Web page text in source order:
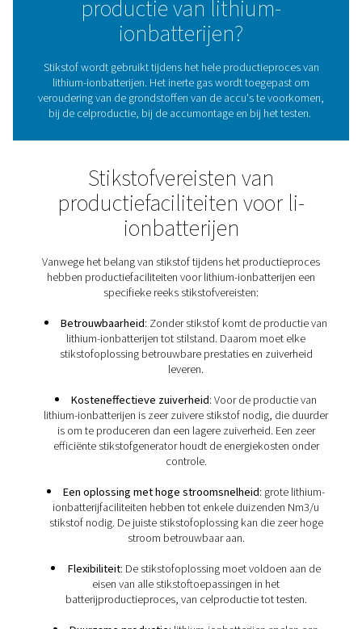
De geavanceerde Li-ion-industrie heeft
stikstofoplossingen nodig. Dit is een gebied waar
uitblinkt. Wij zijn gespecialiseerd in deproductie van
gas op locatie. Onze producten zorgen ervoor dat u
juiste stikstof hebt voor de productie van lithium-
Welke rol speelt stikstof
productie van lithium-
ionbatterijen?
Stikstof wordt gebruikt tijdens het hele
veroudering van de grondstoffen van de accu's te
bij de celproductie, bij de accumontage en bij het
Stikstofvereisten van
productiefaciliteiten voor
ionbatterijen
Vanwege het belang van stikstof tijdens het
specifieke reeks stikstofvereisten:
Betrouwbaarheid: Zonder stikstof komt de